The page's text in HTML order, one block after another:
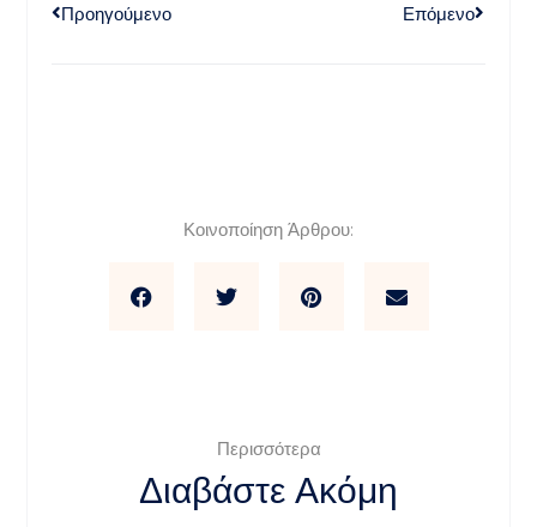
Προηγούμενο Επόμενο
Κοινοποίηση Άρθρου:
Περισσότερα
Διαβάστε Ακόμη